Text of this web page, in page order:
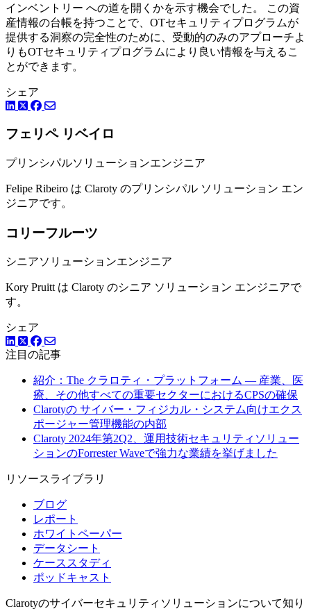
インベントリー への道を開くかを示す機会でした。 この資
産情報の台帳を持つことで、OTセキュリティプログラムが
提供する洞察の完全性のために、受動的のみのアプローチよ
りもOTセキュリティプログラムにより良い情報を与えるこ
とができます。
シェア
LinkedIn
ツイッター
Facebook
フェリペ リベイロ
プリンシパルソリューションエンジニア
Felipe Ribeiro は Claroty のプリンシパル ソリューション エン
ジニアです。
コリーフルーツ
シニアソリューションエンジニア
Kory Pruitt は Claroty のシニア ソリューション エンジニアで
す。
シェア
LinkedIn
ツイッター
Facebook
注目の記事
紹介：The クラロティ・プラットフォーム — 産業、医
療、その他すべての重要セクターにおけるCPSの確保
Clarotyの サイバー・フィジカル・システム向けエクス
ポージャー管理機能の内部
Claroty 2024年第2Q2、運用技術セキュリティソリュー
ションのForrester Waveで強力な業績を挙げました
リソースライブラリ
ブログ
レポート
ホワイトペーパー
データシート
ケーススタディ
ポッドキャスト
Clarotyのサイバーセキュリティソリューションについて知り